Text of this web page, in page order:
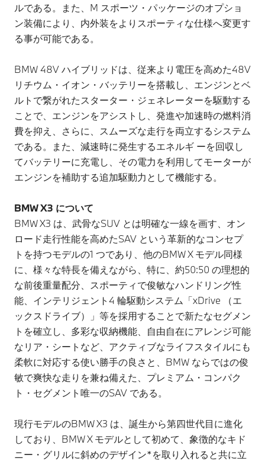
ルである。また、M スポーツ・パッケージのオプショ
ン装備により、内外装をよりスポーティな仕様へ変更す
る事が可能である。
BMW 48V ハイブリッドは、従来より電圧を高めた48V
リチウム・イオン・バッテリーを搭載し、エンジンとベ
ルトで繋がれたスターター・ジェネレーターを駆動する
ことで、エンジンをアシストし、発進や加速時の燃料消
費を抑え、さらに、スムーズな走行を両立するシステム
である。また、減速時に発生するエネルギ ーを回収し
てバッテリーに充電し、その電力を利用してモーターが
エンジンを補助する追加駆動力として機能する。
BMW X3 について
BMW X3 は、武骨なSUV とは明確な一線を画す、オン
ロード走行性能を高めたSAV という革新的なコンセプ
トを持つモデルの1 つであり、他のBMW X モデル同様
に、様々な特長を備えながら、特に、約50:50 の理想的
な前後重量配分、スポーティで俊敏なハンドリング性
能、インテリジェント4 輪駆動システム「xDrive （エ
ックスドライブ）」等を採用することで新たなセグメン
トを確立し、多彩な収納機能、自由自在にアレンジ可能
なリア・シートなど、アクティブなライフスタイルにも
柔軟に対応する使い勝手の良さと、BMW ならではの俊
敏で爽快な走りを兼ね備えた、プレミアム・コンパク
ト・セグメント唯一のSAV である。
現行モデルのBMW X3 は、誕生から第四世代目に進化
しており、BMW X モデルとして初めて、象徴的なキド
ニー・グリルに斜めのデザイン*を取り入れると共に立